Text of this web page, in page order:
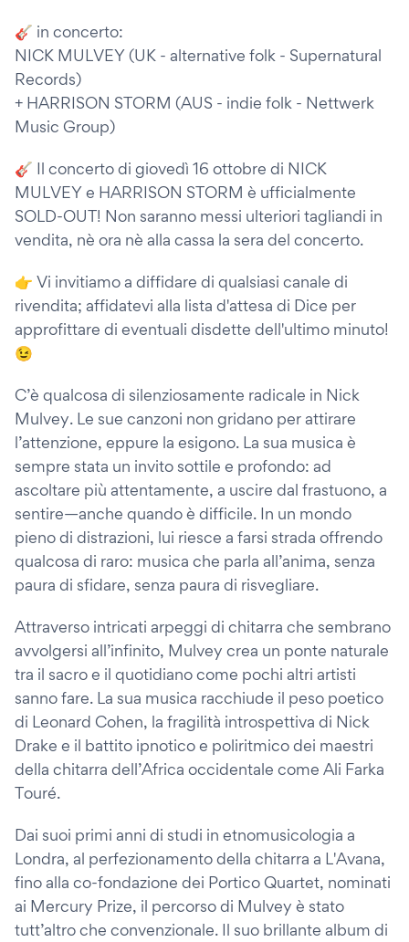
🎸 in concerto:
NICK MULVEY (UK - alternative folk - Supernatural
Records)
+ HARRISON STORM (AUS - indie folk - Nettwerk
Music Group)
🎸 Il concerto di giovedì 16 ottobre di NICK
MULVEY e HARRISON STORM è ufficialmente
SOLD-OUT! Non saranno messi ulteriori tagliandi in
vendita, nè ora nè alla cassa la sera del concerto.
👉 Vi invitiamo a diffidare di qualsiasi canale di
rivendita; affidatevi alla lista d'attesa di Dice per
approfittare di eventuali disdette dell'ultimo minuto!
😉
C’è qualcosa di silenziosamente radicale in Nick
Mulvey. Le sue canzoni non gridano per attirare
l’attenzione, eppure la esigono. La sua musica è
sempre stata un invito sottile e profondo: ad
ascoltare più attentamente, a uscire dal frastuono, a
sentire—anche quando è difficile. In un mondo
pieno di distrazioni, lui riesce a farsi strada offrendo
qualcosa di raro: musica che parla all’anima, senza
paura di sfidare, senza paura di risvegliare.
Attraverso intricati arpeggi di chitarra che sembrano
avvolgersi all’infinito, Mulvey crea un ponte naturale
tra il sacro e il quotidiano come pochi altri artisti
sanno fare. La sua musica racchiude il peso poetico
di Leonard Cohen, la fragilità introspettiva di Nick
Drake e il battito ipnotico e poliritmico dei maestri
della chitarra dell’Africa occidentale come Ali Farka
Touré.
Dai suoi primi anni di studi in etnomusicologia a
Londra, al perfezionamento della chitarra a L'Avana,
fino alla co-fondazione dei Portico Quartet, nominati
ai Mercury Prize, il percorso di Mulvey è stato
tutt’altro che convenzionale. Il suo brillante album di